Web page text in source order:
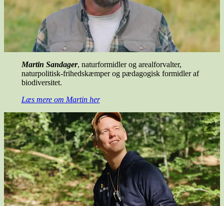
Martin Sandager, naturformidler og arealforvalter,
naturpolitisk-frihedskæmper og pædagogisk formidler af
biodiversitet.
Læs mere om Martin her